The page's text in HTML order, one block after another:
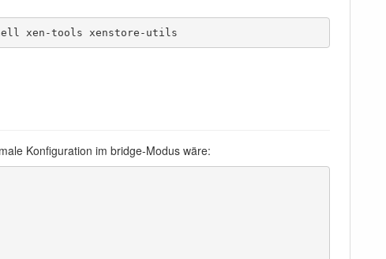
xen-tools xenstore-utils
Konfiguration im bridge-Modus wäre: